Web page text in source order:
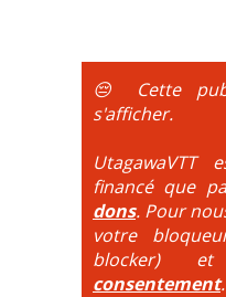
obligatoire.
DH / Gravity : Seule la
La montée est
mécanique. La
par des couleurs
tout suspendu et
😔 Cette
s'afficher.
financé que
dons. Pour
votre
blocker)
consentement